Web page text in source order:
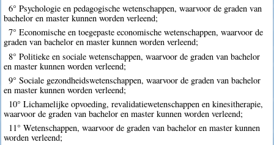
6° Psychologie en pedagogische wetenschappen, waarvoor de graden van
bachelor en master kunnen worden verleend;
7° Economische en toegepaste economische wetenschappen, waarvoor de
graden van bachelor en master kunnen worden verleend;
8° Politieke en sociale wetenschappen, waarvoor de graden van bachelor
en master kunnen worden verleend;
9° Sociale gezondheidswetenschappen, waarvoor de graden van bachelor
en master kunnen worden verleend;
10° Lichamelijke opvoeding, revalidatiewetenschappen en kinesitherapie,
waarvoor de graden van bachelor en master kunnen worden verleend;
11° Wetenschappen, waarvoor de graden van bachelor en master kunnen
worden verleend;